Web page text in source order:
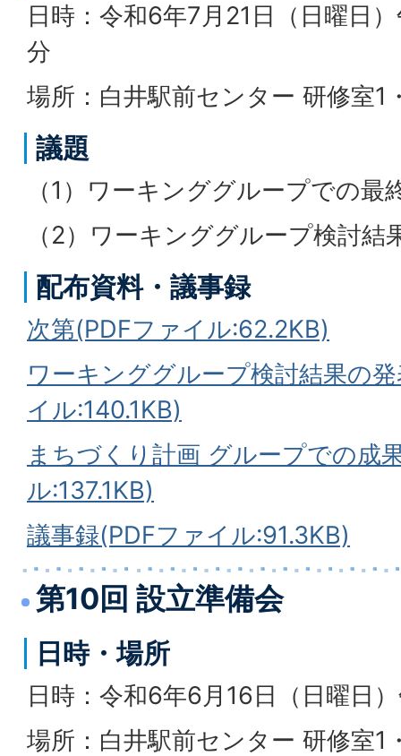
日時：令和6年7月21日（日曜日
分
場所：白井駅前センター 研修室1
議題
（1）ワーキンググループでの最
（2）ワーキンググループ検討結
配布資料・議事録
次第(PDFファイル:62.2KB)
ワーキンググループ検討結果の
イル:140.1KB)
まちづくり計画 グループでの成
ル:137.1KB)
議事録(PDFファイル:91.3KB)
第10回 設立準備会
日時・場所
日時：令和6年6月16日（日曜日
場所：白井駅前センター 研修室1